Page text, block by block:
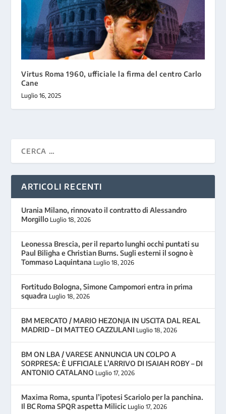
Virtus Roma 1960, ufficiale la firma del centro Carlo
Cane
Luglio 16, 2025
ARTICOLI RECENTI
Urania Milano, rinnovato il contratto di Alessandro
Morgillo Luglio 18, 2026
Leonessa Brescia, per il reparto lunghi occhi puntati su
Paul Biligha e Christian Burns. Sugli esterni il sogno è
Tommaso Laquintana Luglio 18, 2026
Fortitudo Bologna, Simone Campomori entra in prima
squadra Luglio 18, 2026
BM MERCATO / MARIO HEZONJA IN USCITA DAL REAL
MADRID – DI MATTEO CAZZULANI Luglio 18, 2026
BM ON LBA / VARESE ANNUNCIA UN COLPO A
SORPRESA: È UFFICIALE L’ARRIVO DI ISAIAH ROBY – DI
ANTONIO CATALANO Luglio 17, 2026
Maxima Roma, spunta l’ipotesi Scariolo per la panchina.
Il BC Roma SPQR aspetta Milicic Luglio 17, 2026